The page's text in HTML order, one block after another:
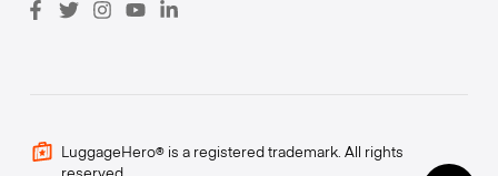
LuggageHero® is a registered trademark. All rights